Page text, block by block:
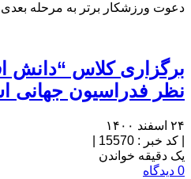
دعوت ورزشکار برتر به مرحله
برگزاری کلاس “دانش
نظر فدراسیون جهانی
۲۴ اسفند ۱۴۰۰
کد خبر : 15570
یک دقیقه خواندن
0 دیدگاه